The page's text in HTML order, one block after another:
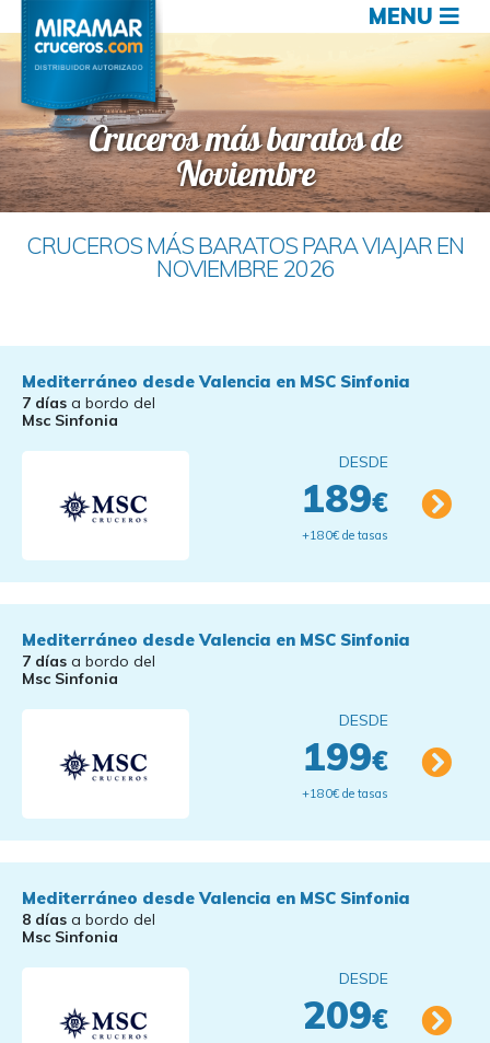
MENU
Cruceros más baratos de
Noviembre
CRUCEROS MÁS BARATOS PARA VIAJAR EN
NOVIEMBRE 2026
Mediterráneo desde Valencia en MSC Sinfonia
7 días a bordo del
Msc Sinfonia
DESDE
189€
+180€ de tasas
Mediterráneo desde Valencia en MSC Sinfonia
7 días a bordo del
Msc Sinfonia
DESDE
199€
+180€ de tasas
Mediterráneo desde Valencia en MSC Sinfonia
8 días a bordo del
Msc Sinfonia
DESDE
209€